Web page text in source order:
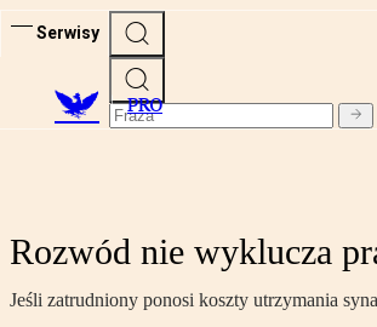
Serwisy
PRO
Rozwód nie wyklucza
Jeśli zatrudniony ponosi koszty utrzymania